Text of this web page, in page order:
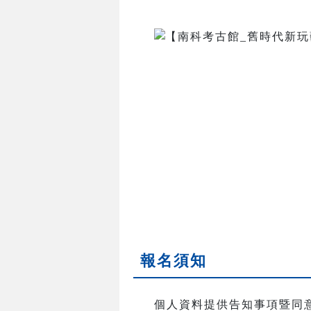
報名須知
個人資料提供告知事項暨同